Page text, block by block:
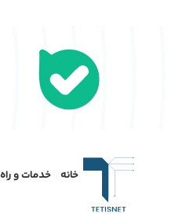
خانه خدمات و